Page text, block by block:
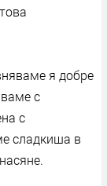
я добре
с
с
сладкиша в